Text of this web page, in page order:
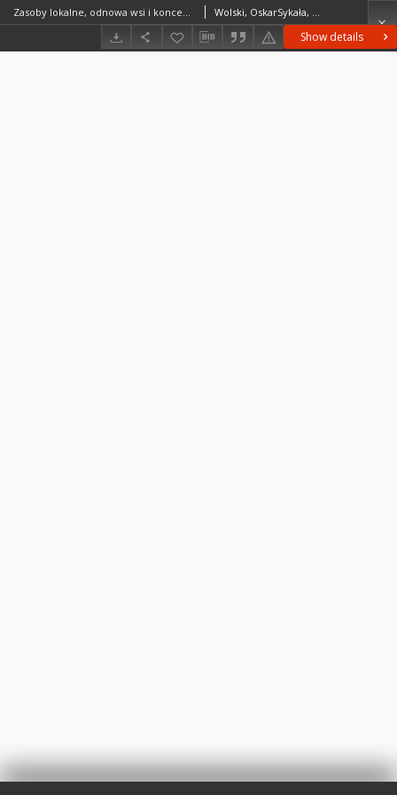
Show details
Zasoby lokalne, odnowa wsi i koncepcje rozwoju obszarów wiejskich. Próba teoretycznego ujęcia zależności = Local resources, village renewal and rural development concepts. An attempt to theoretical view on relations Wolski, OskarSykała, Łukasz